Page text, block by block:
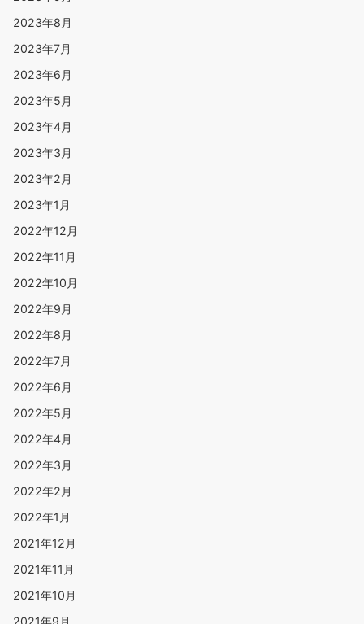
2023年8月
2023年7月
2023年6月
2023年5月
2023年4月
2023年3月
2023年2月
2023年1月
2022年12月
2022年11月
2022年10月
2022年9月
2022年8月
2022年7月
2022年6月
2022年5月
2022年4月
2022年3月
2022年2月
2022年1月
2021年12月
2021年11月
2021年10月
2021年9月